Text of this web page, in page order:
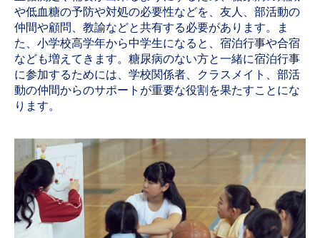
や低血糖の予防や対処の必要性などを、友人、部活動の
仲間や顧問、教諭などと共有する必要があります。ま
た、小学校高学年から中学生になると、宿泊行事や合宿
なども増えてきます。糖尿病のない方と一緒に宿泊行事
に参加するためには、学校関係者、クラスメイト、部活
動の仲間からのサポートが重要な役割を果たすことにな
ります。